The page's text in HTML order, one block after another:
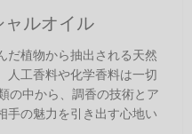
ャルオイル
だ植物から抽出される天然
人工香料や化学香料は一切
の中から、調香の技術とア
手の魅力を引き出す心地い